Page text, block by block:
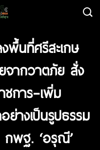
พื้นที่ศรีสะเกษ
ยจากวาตภัย สั่ง
การ–เพิ่ม
างเป็นรูปธรรม
กพฐ. ‘อรุณี’